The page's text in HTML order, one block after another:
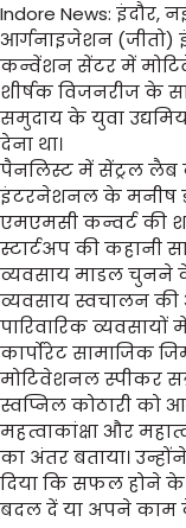
Indore News: इंदौर,
आर्गनाइजेशन (जीतो)
कन्वेंशन सेंटर में
शीर्षक विजनरीज के
समुदाय के युवा
देना था।
पैनलिस्ट में सेंट्रल लैब
इंटरनेशनल के मनीष
एमएमसी कन्वर्ट की
स्टार्टअप की कहानी
व्यवसाय माडल चुनने
व्यवसाय स्वचालन
पारिवारिक
कार्पोरेट सामाजिक
मोटिवेशनल स्पीकर
स्वप्निल कोठारी को
महत्वाकांक्षा और
का अंतर बताया।
दिया कि सफल होने
बदल दें या अपने काम